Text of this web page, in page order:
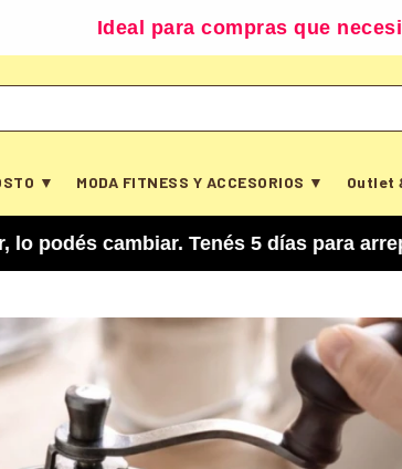
Ideal para compras que
▼ MODA FITNESS Y ACCESORIOS ▼ Outlet
Tenés 5 días para